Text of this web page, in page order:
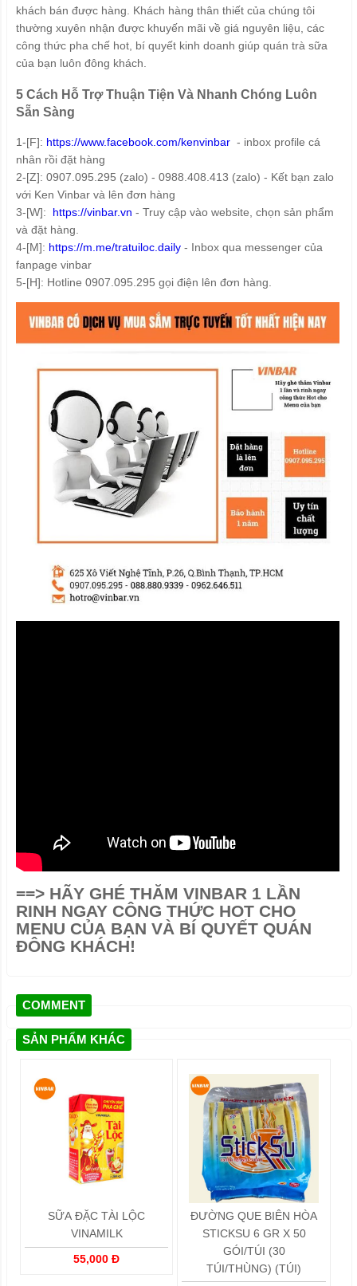
khách bán được hàng. Khách hàng thân thiết của chúng tôi
thường xuyên nhận được khuyến mãi về giá nguyên liệu, các
công thức pha chế hot, bí quyết kinh doanh giúp quán trà sữa
của bạn luôn đông khách.
5 Cách Hỗ Trợ Thuận Tiện Và Nhanh Chóng Luôn
Sẵn Sàng
1-[F]: https://www.facebook.com/kenvinbar - inbox profile cá
nhân rồi đặt hàng
2-[Z]: 0907.095.295 (zalo) - 0988.408.413 (zalo) - Kết bạn zalo
với Ken Vinbar và lên đơn hàng
3-[W]: https://vinbar.vn - Truy cập vào website, chọn sản phẩm
và đặt hàng.
4-[M]: https://m.me/tratuiloc.daily- Inbox qua messenger của
fanpage vinbar
5-[H]: Hotline 0907.095.295 gọi điện lên đơn hàng.
==> HÃY GHÉ THĂM VINBAR 1 LẦN
RINH NGAY CÔNG THỨC HOT CHO
MENU CỦA BẠN VÀ BÍ QUYẾT QUÁN
ĐÔNG KHÁCH!
COMMENT
SẢN PHẨM KHÁC
SỮA ĐẶC TÀI LỘC
VINAMILK
55,000 Đ
ĐƯỜNG QUE BIÊN HÒA
STICKSU 6 GR X 50
GÓI/TÚI (30
TÚI/THÙNG) (TÚI)